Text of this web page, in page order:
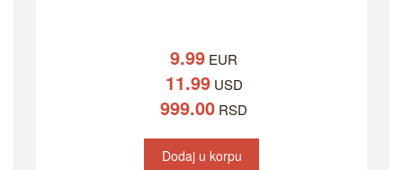
9.99 EUR
11.99USD
999.00 RSD
Dodaj u korpu